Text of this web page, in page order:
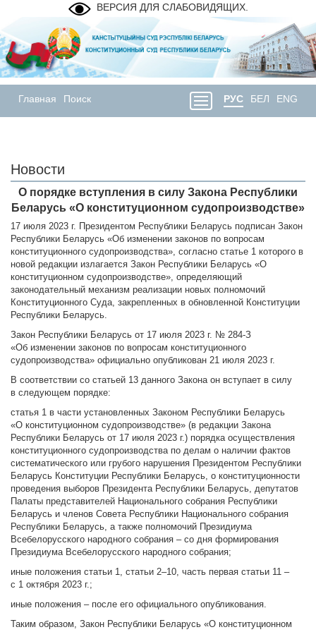
ВЕРСИЯ ДЛЯ СЛАБОВИДЯЩИХ.
Главная Поиск РУС БЕЛ ENG
Новости
О порядке вступления в силу Закона Республики
Беларусь «О конституционном судопроизводстве»
17 июля 2023 г. Президентом Республики Беларусь подписан Закон
Республики Беларусь «Об изменении законов по вопросам
конституционного судопроизводства», согласно статье 1 которого в
новой редакции излагается Закон Республики Беларусь «О
конституционном судопроизводстве», определяющий
законодательный механизм реализации новых полномочий
Конституционного Суда, закрепленных в обновленной Конституции
Республики Беларусь.
Закон Республики Беларусь от 17 июля 2023 г. № 284-З
«Об изменении законов по вопросам конституционного
судопроизводства» официально опубликован 21 июля 2023 г.
В соответствии со статьей 13 данного Закона он вступает в силу
в следующем порядке:
статья 1 в части установленных Законом Республики Беларусь
«О конституционном судопроизводстве» (в редакции Закона
Республики Беларусь от 17 июля 2023 г.) порядка осуществления
конституционного судопроизводства по делам о наличии фактов
систематического или грубого нарушения Президентом Республики
Беларусь Конституции Республики Беларусь, о конституционности
проведения выборов Президента Республики Беларусь, депутатов
Палаты представителей Национального собрания Республики
Беларусь и членов Совета Республики Национального собрания
Республики Беларусь, а также полномочий Президиума
Всебелорусского народного собрания – со дня формирования
Президиума Всебелорусского народного собрания;
иные положения статьи 1, статьи 2–10, часть первая статьи 11 –
с 1 октября 2023 г.;
иные положения – после его официального опубликования.
Таким образом, Закон Республики Беларусь «О конституционном